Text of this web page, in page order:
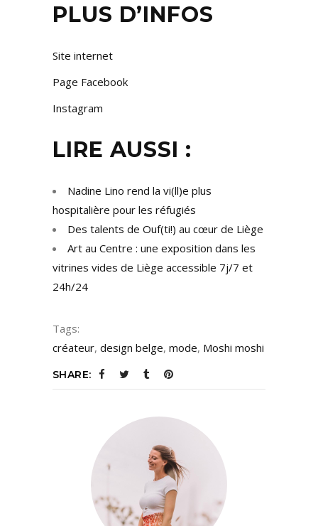
PLUS D’INFOS
Site internet
Page Facebook
Instagram
LIRE AUSSI :
Nadine Lino rend la vi(ll)e plus
hospitalière pour les réfugiés
Des talents de Ouf(ti!) au cœur de Liège
Art au Centre : une exposition dans les
vitrines vides de Liège accessible 7j/7 et
24h/24
Tags:
créateur, design belge, mode, Moshi moshi
SHARE: